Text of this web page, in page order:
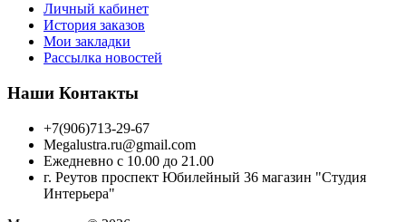
Личный кабинет
История заказов
Мои закладки
Рассылка новостей
Наши Контакты
+7(906)713-29-67
Megalustra.ru@gmail.com
Ежедневно с 10.00 до 21.00
г. Реутов проспект Юбилейный 36 магазин "Студия
Интерьера"